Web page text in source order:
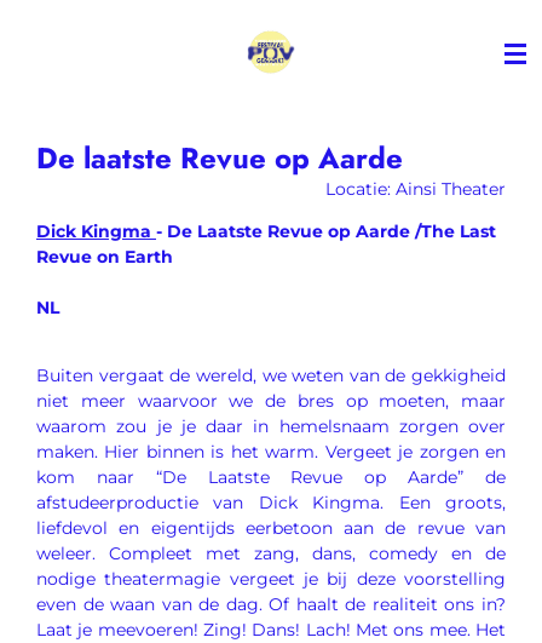
De laatste Revue op Aarde
Locatie: Ainsi Theater
Dick Kingma - De Laatste Revue op Aarde /The Last
Revue on Earth
NL
Buiten vergaat de wereld, we weten van de gekkigheid
niet meer waarvoor we de bres op moeten, maar
waarom zou je je daar in hemelsnaam zorgen over
maken. Hier binnen is het warm. Vergeet je zorgen en
kom naar “De Laatste Revue op Aarde” de
afstudeerproductie van Dick Kingma. Eengroots,
liefdevol en eigentijds eerbetoon aan de revue van
weleer. Compleet met zang, dans, comedy en de
nodige theatermagie vergeet je bij deze voorstelling
even de waan van de dag. Of haalt de realiteit ons in?
Laat je meevoeren! Zing! Dans! Lach! Met ons mee. Het